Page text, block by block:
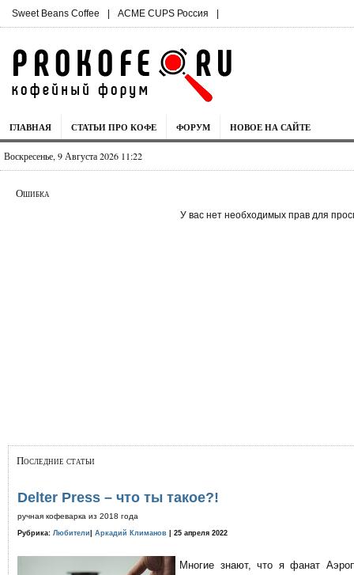
Sweet Beans Coffee | ACME CUPS Россия |
ГЛАВНАЯ СТАТЬИ ПРО КОФЕ ФОРУМ НОВОЕ НА САЙТЕ
Воскресенье, 9 Августа 2026 11:22
Ошибка
У вас нет необходимых прав для
Последние статьи
Delter Press – что ты такое?!
ручная кофеварка из 2018 года
Рубрика: Любители Аркадий Климанов | 25 апреля 2022
Многие знают, что я фанат